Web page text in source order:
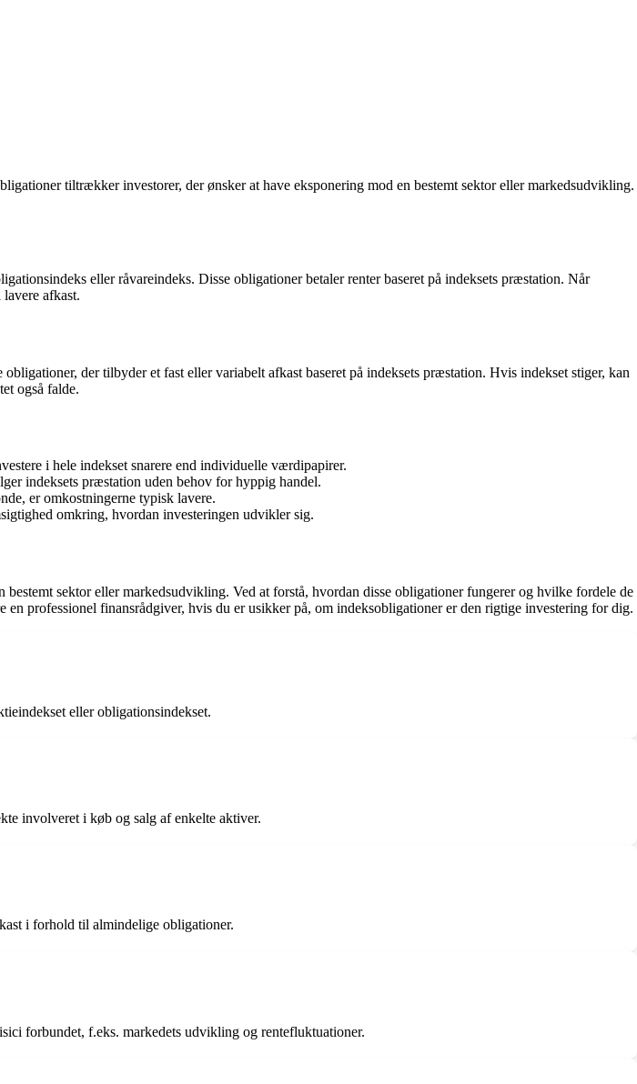
tiltrækker investorer, der ønsker at have eksponering mod en bestemt sektor eller markedsudvikling.
eller råvareindeks. Disse obligationer betaler renter baseret på indeksets præstation. Når
afkast.
der tilbyder et fast eller variabelt afkast baseret på indeksets præstation. Hvis indekset stiger, kan
også falde.
i hele indekset snarere end individuelle værdipapirer.
indeksets præstation uden behov for hyppig handel.
er omkostningerne typisk lavere.
omkring, hvordan investeringen udvikler sig.
sektor eller markedsudvikling. Ved at forstå, hvordan disse obligationer fungerer og hvilke fordele de
professionel finansrådgiver, hvis du er usikker på, om indeksobligationer er den rigtige investering for dig.
eller obligationsindekset.
involveret i køb og salg af enkelte aktiver.
i forhold til almindelige obligationer.
forbundet, f.eks. markedets udvikling og rentefluktuationer.